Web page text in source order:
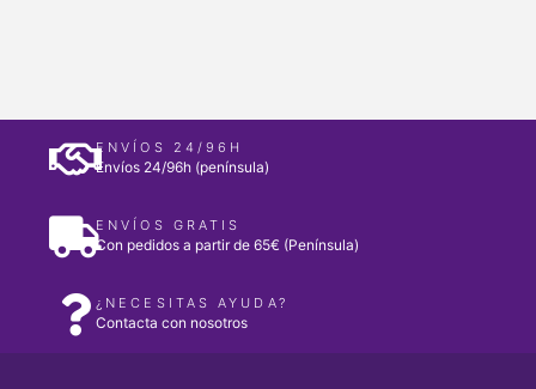
ENVÍOS 24/96H
Envíos 24/96h (península)
ENVÍOS GRATIS
Con pedidos a partir de 65€ (Península)
¿NECESITAS AYUDA?
Contacta con nosotros